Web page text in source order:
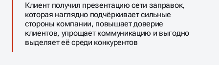
Клиент получил презентацию сети заправок,
которая наглядно подчёркивает сильные
стороны компании, повышает доверие
клиентов, упрощает коммуникацию и выгодно
выделяет её среди конкурентов